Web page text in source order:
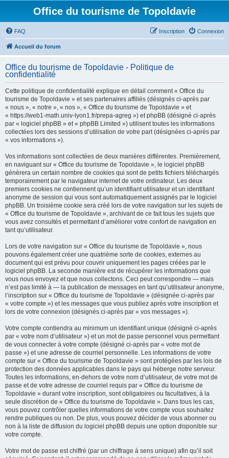
Office du tourisme de Topoldavie
FAQ Connexion
Inscription
Accueil du forum
Office du tourisme de Topoldavie - Politique de
confidentialité
Cette politique de confidentialité explique en détail comment « Office du
tourisme de Topoldavie » et ses partenaires affiliés (désignés ci-après par
« nous », « notre », « nos », « Office du tourisme de Topoldavie » et
« https://web1-math.univ-lyon1.fr/prepa-agreg ») et phpBB (désigné ci-après
par « logiciel phpBB » et « phpBB Limited ») utilisent toutes les informations
collectées lors des sessions d’utilisation de votre part (désignées ci-après par
« vos informations »).
Vos informations sont collectées de deux manières différentes. Premièrement,
en naviguant sur « Office du tourisme de Topoldavie », le logiciel phpBB
génèrera un certain nombre de cookies qui sont de petits fichiers téléchargés
temporairement par le navigateur internet de votre ordinateur. Les deux
premiers cookies ne contiennent qu’un identifiant utilisateur et un identifiant
anonyme de session qui vous sont automatiquement assignés par le logiciel
phpBB. Un troisième cookie sera créé lors de votre navigation sur les sujets de
« Office du tourisme de Topoldavie », archivant de ce fait tous les sujets que
vous avez consultés et permettant d’améliorer votre confort de navigation en
tant qu’utilisateur.
Lors de votre navigation sur « Office du tourisme de Topoldavie », nous
pouvons également créer une quatrième sorte de cookies, externes au
document qui est prévu pour couvrir uniquement les pages créées par le
logiciel phpBB. La seconde manière est de récupérer les informations que
vous nous envoyez et que nous collectons. Ceci peut correspondre — mais
n’est pas limité à — la publication de messages en tant qu’utilisateur anonyme,
l’inscription sur « Office du tourisme de Topoldavie » (désignée ci-après par
« votre compte ») et les messages que vous publiez après votre inscription et
lors de votre connexion (désignés ci-après par « vos messages »).
Votre compte contiendra au minimum un identifiant unique (désigné ci-après
par « votre nom d’utilisateur ») et un mot de passe personnel vous permettant
de vous connecter à votre compte (désigné ci-après par « votre mot de
passe ») et une adresse de courriel personnelle. Les informations de votre
compte sur « Office du tourisme de Topoldavie » sont protégées par les lois de
protection des données applicables dans le pays qui héberge notre serveur.
Toutes les informations, en-dehors de votre nom d’utilisateur, de votre mot de
passe et de votre adresse de courriel requis par « Office du tourisme de
Topoldavie » durant votre inscription, sont obligatoires ou facultatives, à la
seule discrétion de « Office du tourisme de Topoldavie ». Dans tous les cas,
vous pouvez contrôler quelles informations de votre compte vous souhaitez
rendre publiques ou non. De plus, vous pouvez décider de vous abonner ou
non à la liste de diffusion du logiciel phpBB depuis une option disponible sur
votre compte.
Votre mot de passe est chiffré (par un chiffrage à sens unique) afin qu’il soit